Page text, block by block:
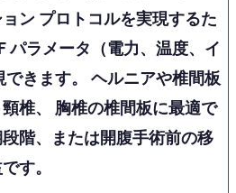
ン プロトコルを実現するた
パラメータ（電力、温度、イ
できます。 ヘルニアや椎間板
椎、 胸椎の椎間板に最適で
階、または開腹手術前の移
す。